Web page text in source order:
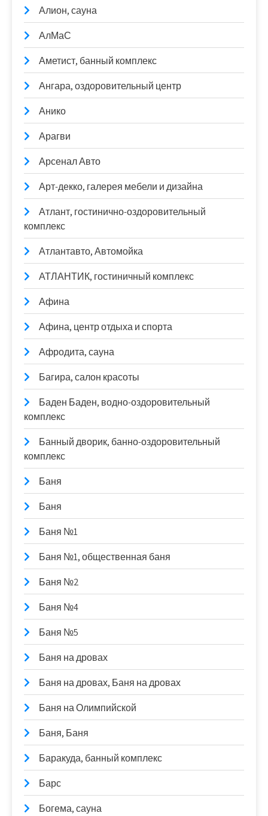
Алион, сауна
АлМаС
Аметист, банный комплекс
Ангара, оздоровительный центр
Анико
Арагви
Арсенал Авто
Арт-декко, галерея мебели и дизайна
Атлант, гостинично-оздоровительный
комплекс
Атлантавто, Автомойка
АТЛАНТИК, гостиничный комплекс
Афина
Афина, центр отдыха и спорта
Афродита, сауна
Багира, салон красоты
Баден Баден, водно-оздоровительный
комплекс
Банный дворик, банно-оздоровительный
комплекс
Баня
Баня
Баня №1
Баня №1, общественная баня
Баня №2
Баня №4
Баня №5
Баня на дровах
Баня на дровах, Баня на дровах
Баня на Олимпийской
Баня, Баня
Баракуда, банный комплекс
Барс
Богема, сауна